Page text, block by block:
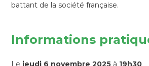
battant de la société française.
Informations
Le jeudi 6 novembre 2025 à 19h30